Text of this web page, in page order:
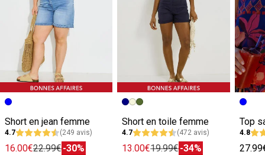
Short en jean femme
4.7 (249 avis)
16.00€22.99€-30%
Short en toile femme
4.7 (472 avis)
13.00€19.99€-34%
4.8